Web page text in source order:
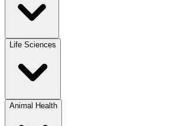
Life Sciences
Animal Health